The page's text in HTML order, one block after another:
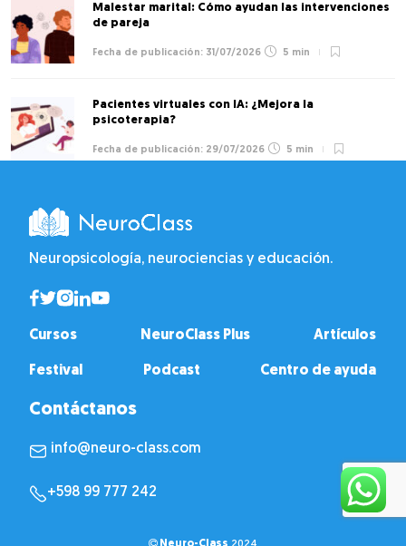
Malestar marital: Cómo ayudan las intervenciones
de pareja
31/07/2026 5 min
Pacientes virtuales con IA: ¿Mejora la
psicoterapia?
29/07/2026 5 min
Neuropsicología, neurociencias y educación.
Cursos NeuroClass Plus Artículos
Festival Podcast Centro de ayuda
Contáctanos
info@neuro-class.com
+598 99 777 242